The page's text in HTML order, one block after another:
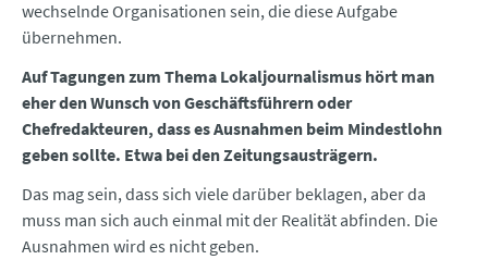
wechselnde Organisationen sein, die diese Aufgabe
übernehmen.
Auf Tagungen zum Thema Lokaljournalismus hört man
eher den Wunsch von Geschäftsführern oder
Chefredakteuren, dass es Ausnahmen beim Mindestlohn
geben sollte. Etwa bei den Zeitungsausträgern.
Das mag sein, dass sich viele darüber beklagen, aber da
muss man sich auch einmal mit der Realität abfinden. Die
Ausnahmen wird es nicht geben.